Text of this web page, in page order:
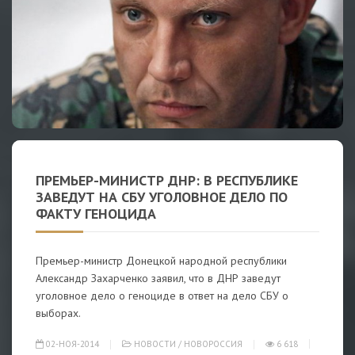
ПРЕМЬЕР-МИНИСТР ДНР: В РЕСПУБЛИКЕ
ЗАВЕДУТ НА СБУ УГОЛОВНОЕ ДЕЛО ПО
ФАКТУ ГЕНОЦИДА
Премьер-министр Донецкой народной республики
Александр Захарченко заявил, что в ДНР заведут
уголовное дело о геноциде в ответ на дело СБУ о
выборах.
02-НОЯ-2014 НОВОСТИ / НОВОРОССИЯ
6 618